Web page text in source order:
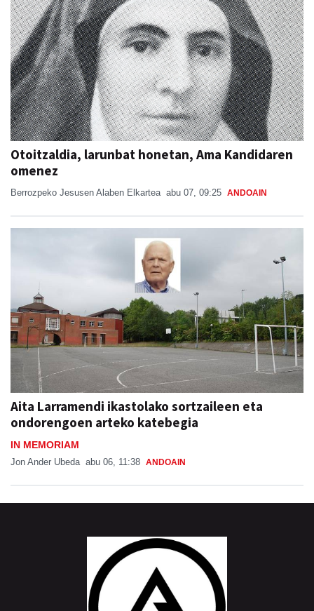
Otoitzaldia, larunbat honetan, Ama Kandidaren
omenez
Berrozpeko Jesusen Alaben Elkartea abu 07, 09:25 ANDOAIN
Aita Larramendi ikastolako sortzaileen eta
ondorengoen arteko katebegia
IN MEMORIAM
Jon Ander Ubeda abu 06, 11:38 ANDOAIN